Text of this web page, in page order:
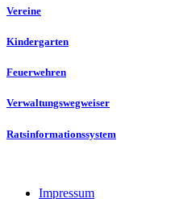
Vereine
Kindergarten
Feuerwehren
Verwaltungswegweiser
Ratsinformationssystem
Impressum